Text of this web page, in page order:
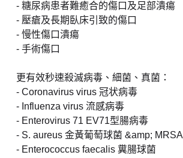
- 糖尿病患者難癒合的傷口及足部潰瘍
- 壓瘡及長期臥床引致的傷口
- 慢性傷口潰瘍
- 手術傷口
更有效秒速殺滅病毒、細菌、真菌：
- Coronavirus virus 冠状病毒
- Influenza virus 流感病毒
- Enterovirus 71 EV71型腸病毒
- S. aureus 金黃葡萄球菌 &amp; MRSA
- Enterococcus faecalis 糞腸球菌